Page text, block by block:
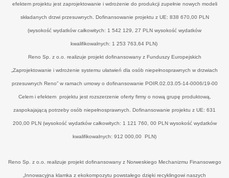
efektem projektu jest zaprojektowanie i wdrożenie do produkcji zupełnie nowych modeli
składanych drzwi przesuwnych. Dofinansowanie projektu z UE: 838 670,00 PLN
(wysokość wydatków całkowitych: 1 542 129, 27 PLN wysokość wydatków
kwalifikowalnych: 1 253 763,64 PLN)
Reno Sp. z o.o. realizuje projekt dofinansowany z Funduszy Europejskich
„Zaprojektowanie i wdrożenie systemu ułatwień dla osób niepełnosprawnych w drzwiach
przesuwnych Reno” w ramach umowy o dofinansowanie POIR.02.03.05-14-0006/19-00
Celem i efektem projektu jest rozszerzenie oferty firmy o nową grupę produktową,
zaspokajającą potrzeby osób niepełnosprawnych. Dofinansowanie projektu z UE: 631
200,00 PLN (wysokość wydatków całkowitych: 1 121 760, 00 PLN wysokość wydatków
kwalifikowalnych: 912 000,00 PLN)
Reno Sp. z o.o. realizuje projekt dofinansowany z Norweskiego Mechanizmu Finansowego
„Innowacyjna klamka z ekokompozytu powstałego dzięki recyklingowi naszych